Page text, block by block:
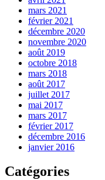
mars 2021
février 2021
décembre 2020
novembre 2020
août 2019
octobre 2018
mars 2018
août 2017
juillet 2017
mai 2017
mars 2017
février 2017
décembre 2016
janvier 2016
Catégories